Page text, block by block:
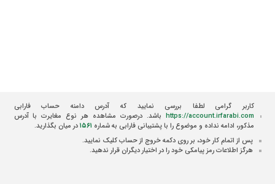
کاربر گرامی لطفا بررسی نمایید که آدرس دامنه حساب فارابی
https://account.irfarabi.com باشد. درصورت مشاهده هر نوع مغایرت با آدرس
مذکور، ادامه نداده و موضوع را با پشتیبانی فارابی به شماره ۱۵۶۱در میان بگذارید.
پس از اتمام کار خود، بر روی دکمه خروج از حساب کلیک نمایید.
هرگز اطلاعات رمز پیامکی خود را در اختیار دیگران قرار ندهید.